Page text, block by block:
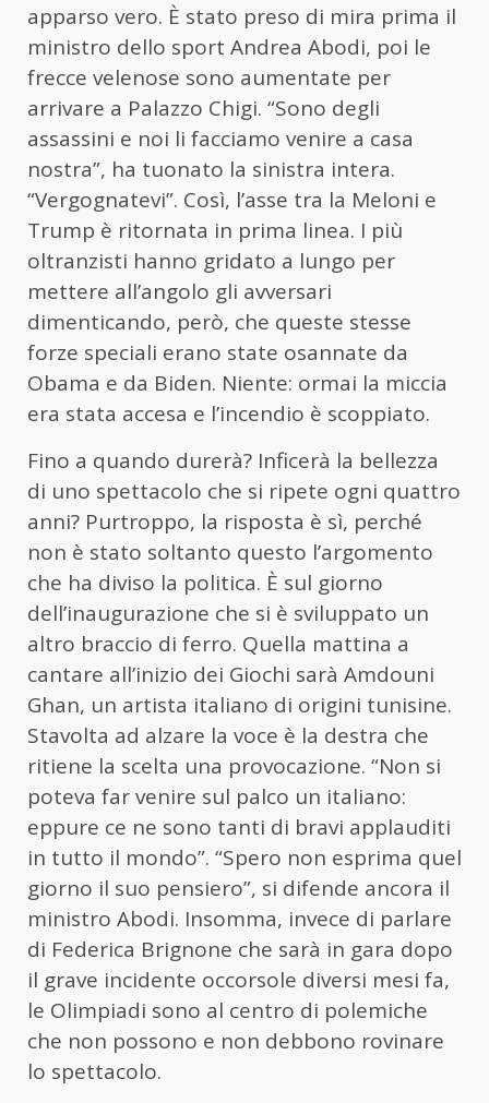
apparso vero. È stato preso di mira prima il
ministro dello sport Andrea Abodi, poi le
frecce velenose sono aumentate per
arrivare a Palazzo Chigi. “Sono degli
assassini e noi li facciamo venire a casa
nostra”, ha tuonato la sinistra intera.
“Vergognatevi”. Così, l’asse tra la Meloni e
Trump è ritornata in prima linea. I più
oltranzisti hanno gridato a lungo per
mettere all’angolo gli avversari
dimenticando, però, che queste stesse
forze speciali erano state osannate da
Obama e da Biden. Niente: ormai la miccia
era stata accesa e l’incendio è scoppiato.
Fino a quando durerà? Inficerà la bellezza
di uno spettacolo che si ripete ogni quattro
anni? Purtroppo, la risposta è sì, perché
non è stato soltanto questo l’argomento
che ha diviso la politica. È sul giorno
dell’inaugurazione che si è sviluppato un
altro braccio di ferro. Quella mattina a
cantare all’inizio dei Giochi sarà Amdouni
Ghan, un artista italiano di origini tunisine.
Stavolta ad alzare la voce è la destra che
ritiene la scelta una provocazione. “Non si
poteva far venire sul palco un italiano:
eppure ce ne sono tanti di bravi applauditi
in tutto il mondo”. “Spero non esprima quel
giorno il suo pensiero”, si difende ancora il
ministro Abodi. Insomma, invece di parlare
di Federica Brignone che sarà in gara dopo
il grave incidente occorsole diversi mesi fa,
le Olimpiadi sono al centro di polemiche
che non possono e non debbono rovinare
lo spettacolo.